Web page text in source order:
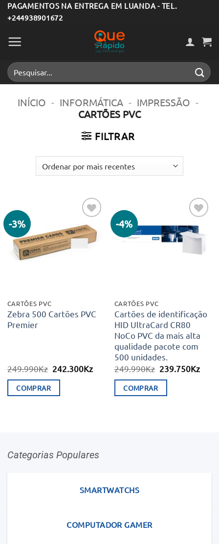
Skip
to
content
PAGAMENTOS NA ENTREGA EM LUANDA - TEL.
+244938901672
Pesquisar
por:
INÍCIO - INFORMÁTICA - IMPRESSÃO -
CARTÕES PVC
FILTRAR
-3%
Adicionar
aos meus
desejos
CARTÕES PVC
Zebra 500 Cartões PVC
Premier
249.990Kz O
era:
242.300KzO
COMPRAR
-4%
Adicionar
aos meus
desejos
CARTÕES PVC
Cartões de identificação
HID UltraCard CR80
NoCo PVC da mais alta
qualidade pacote com
500 unidades.
249.990Kz O
era:
239.750KzO
COMPRAR
Categorias Populares
SMARTWATCHS
COMPUTADOR GAMER